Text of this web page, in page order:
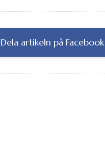
Dela artikeln på Facebook